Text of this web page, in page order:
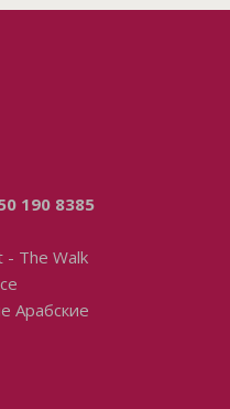
190 8385
- The Walk
Арабские